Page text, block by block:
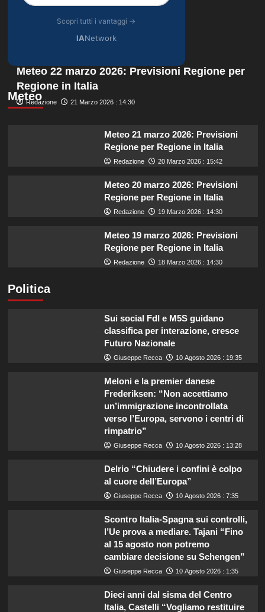
Scopri tutti i vantaggi →
IANetwork
Meteo
Meteo 22 marzo 2026: Previsioni Regione per
Regione in Italia
Redazione 21 Marzo 2026 : 14:30
Meteo 21 marzo 2026: Previsioni
Regione per Regione in Italia
Redazione 20 Marzo 2026 : 15:42
Meteo 20 marzo 2026: Previsioni
Regione per Regione in Italia
Redazione 19 Marzo 2026 : 14:30
Meteo 19 marzo 2026: Previsioni
Regione per Regione in Italia
Redazione 18 Marzo 2026 : 14:30
Politica
Sui social FdI e M5S guidano
classifica per interazione, cresce
Futuro Nazionale
Giuseppe Recca 10 Agosto 2026 : 19:35
Meloni e la premier danese
Frederiksen: “Non accettiamo
un’immigrazione incontrollata
verso l’Europa, servono i centri di
rimpatrio”
Giuseppe Recca 10 Agosto 2026 : 13:28
Delrio “Chiudere i confini è colpo
al cuore dell’Europa”
Giuseppe Recca 10 Agosto 2026 : 7:35
Scontro Italia-Spagna sui controlli,
l’Ue prova a mediare. Tajani “Fino
al 15 agosto non potremo
cambiare decisione su Schengen”
Giuseppe Recca 10 Agosto 2026 : 1:35
Dieci anni dal sisma del Centro
Italia, Castelli “Vogliamo restituire